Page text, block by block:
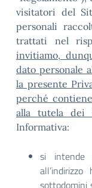
visitatori del
personali
trattati nel
invitiamo,
dato personale
la presente
perché
alla tutela dei
Informativa:
si intende
sottodomini